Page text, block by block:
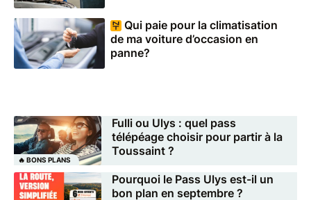
Qui paie pour la climatisation
de ma voiture d’occasion en
panne?
🔥 BONS PLANS
Fulli ou Ulys : quel pass
télépéage choisir pour partir à la
Toussaint ?
Pourquoi le Pass Ulys est-il un
bon plan en septembre ?